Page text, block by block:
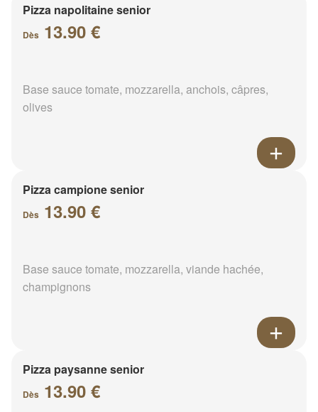
Pizza napolitaine senior
Dès 13.90 €
Base sauce tomate, mozzarella, anchois, câpres,
olives
Pizza campione senior
Dès 13.90 €
Base sauce tomate, mozzarella, viande hachée,
champignons
Pizza paysanne senior
Dès 13.90 €